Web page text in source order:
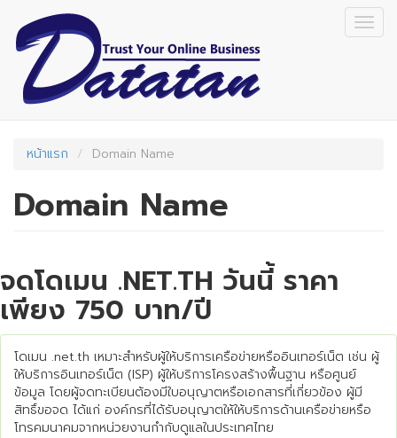
main
content
หน้าแรก Domain Name
Domain Name
จดโดเมน .NET.TH วันนี้ ราคา
เพียง 750 บาท/ปี
โดเมน .net.th เหมาะสำหรับผู้ให้บริการเครือข่ายหรืออินเทอร์เน็ต เช่น ผู้
ให้บริการอินเทอร์เน็ต (ISP) ผู้ให้บริการโครงสร้างพื้นฐาน หรือศูนย์
ข้อมูล โดยผู้จดทะเบียนต้องมีใบอนุญาตหรือเอกสารที่เกี่ยวข้อง ผู้มี
สิทธิ์ขอจด ได้แก่ องค์กรที่ได้รับอนุญาตให้ให้บริการด้านเครือข่ายหรือ
โทรคมนาคมจากหน่วยงานกำกับดูแลในประเทศไทย